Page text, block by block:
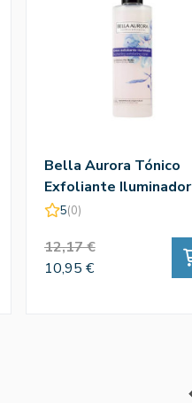
Bella Aurora Tónico
Exfoliante Iluminador
200 Ml
5(0)
12,17 €
10,95 €